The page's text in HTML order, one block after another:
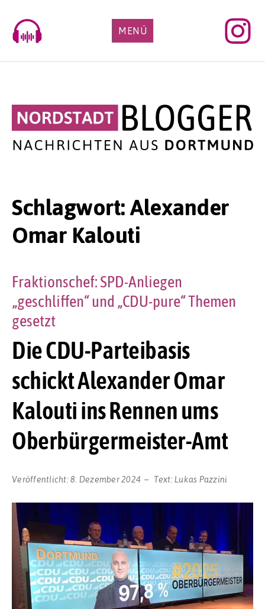
content
MENÜ
Schlagwort:Alexander
Omar Kalouti
Die CDU-Parteibasis
schickt Alexander Omar
Kalouti ins Rennen ums
Oberbürgermeister-Amt
Fraktionschef: SPD-Anliegen
„geschliffen“ und „CDU-pure“ Themen
gesetzt
Veröffentlicht:8. Dezember 2024 Text:Lukas Pazzini